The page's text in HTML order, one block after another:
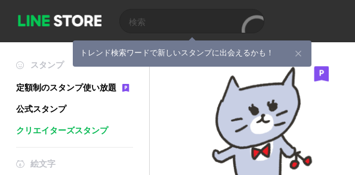
トレンド検索ワードで新しいスタンプに出会えるかも！
スタンプ
定額制のスタンプ使い放題
公式スタンプ
クリエイターズスタンプ
絵文字